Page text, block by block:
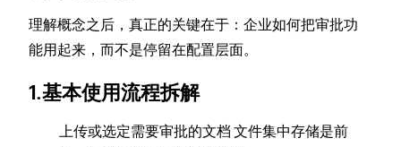
理解概念之后，真正的关键在于：企业如何把审批功
能用起来，而不是停留在配置层面。
1.基本使用流程拆解
上传或选定需要审批的文档 文件集中存储是前